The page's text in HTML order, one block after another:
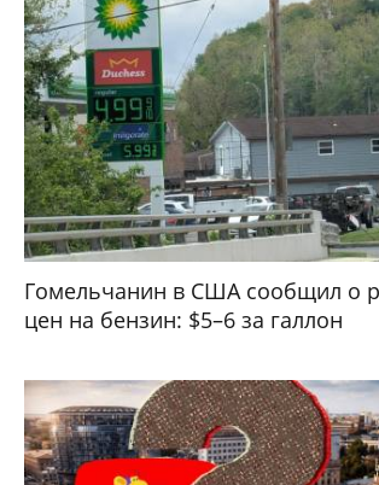
Гомельчанин в США сообщил о
цен на бензин: $5–6 за галлон